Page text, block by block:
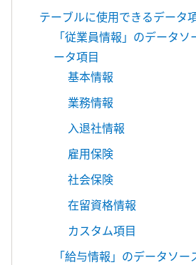
テーブルに使用できるデータ
「従業員情報」のデータ
ータ項目
基本情報
業務情報
入退社情報
雇用保険
社会保険
在留資格情報
カスタム項目
「給与情報」のデータソ